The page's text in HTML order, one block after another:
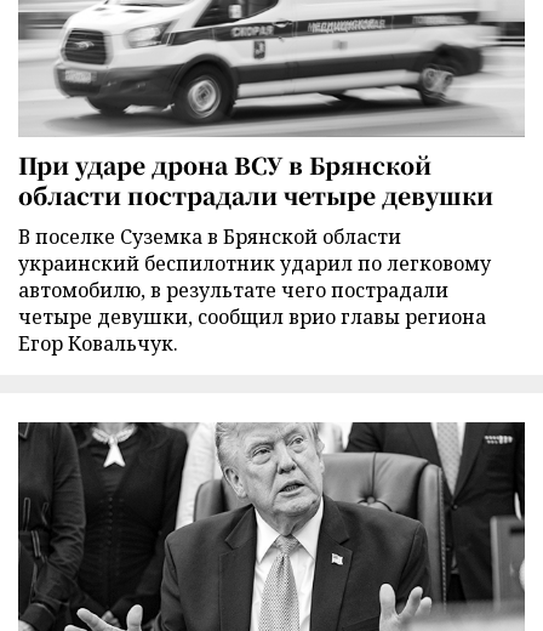
При ударе дрона ВСУ в Брянской
области пострадали четыре девушки
В поселке Суземка в Брянской области
украинский беспилотник ударил по легковому
автомобилю, в результате чего пострадали
четыре девушки, сообщил врио главы региона
Егор Ковальчук.